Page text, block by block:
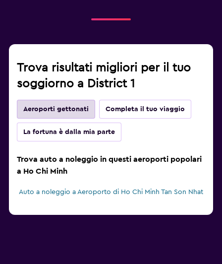
Trova risultati migliori per il tuo
soggiorno a District 1
Aeroporti gettonati Completa il tuo viaggio
La fortuna è dalla mia parte
Trova auto a noleggio in questi aeroporti popolari
a Ho Chi Minh
Auto a noleggio a Aeroporto di Ho Chi Minh Tan Son Nhat